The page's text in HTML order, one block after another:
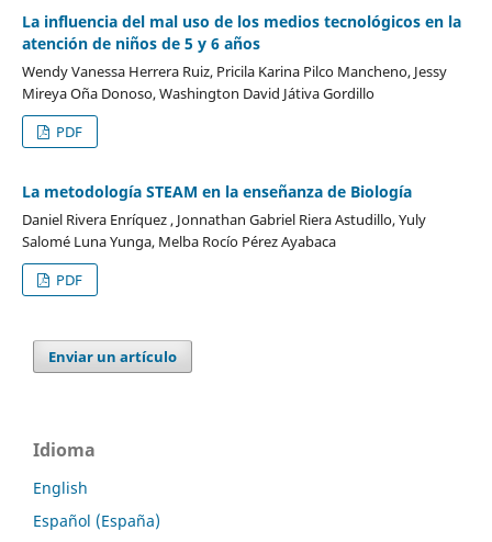
La influencia del mal uso de los medios tecnológicos en la
atención de niños de 5 y 6 años
Wendy Vanessa Herrera Ruiz, Pricila Karina Pilco Mancheno, Jessy
Mireya Oña Donoso, Washington David Játiva Gordillo
PDF
La metodología STEAM en la enseñanza de Biología
Daniel Rivera Enríquez , Jonnathan Gabriel Riera Astudillo, Yuly
Salomé Luna Yunga, Melba Rocío Pérez Ayabaca
PDF
Enviar un artículo
Idioma
English
Español (España)